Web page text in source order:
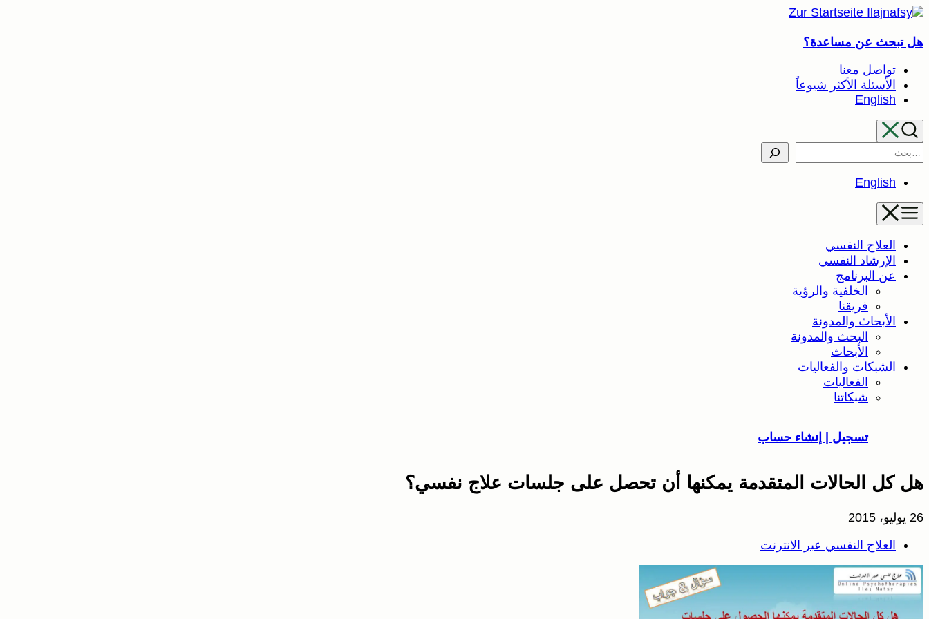
تخطى
المحتوى
هل تبحث عن مساعدة؟
تواصل معنا
الأسئلة الأكثر شيوعاً
English
Search
English
العلاج النفسي
الإرشاد النفسي
عن البرنامج
الخلفية والرؤية
فريقنا
الأبحاث والمدونة
البحث والمدونة
الأبحاث
الشبكات والفعاليات
الفعاليات
شبكاتنا
تسجيل | إنشاء حساب
هل كل الحالات المتقدمة يمكنها أن تحصل على جلسات علاج نفسي؟
26 يوليو، 2015
العلاج النفسي عبر الانترنت